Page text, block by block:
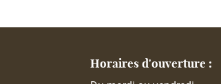
Horaires d'ouverture :